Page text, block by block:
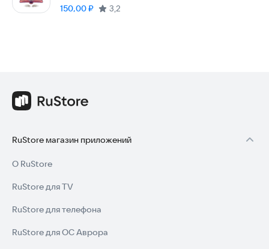
Цена:
150,00₽ 3,2
RuStore магазин приложений
О RuStore
RuStore для TV
RuStore для телефона
RuStore для ОС Аврора